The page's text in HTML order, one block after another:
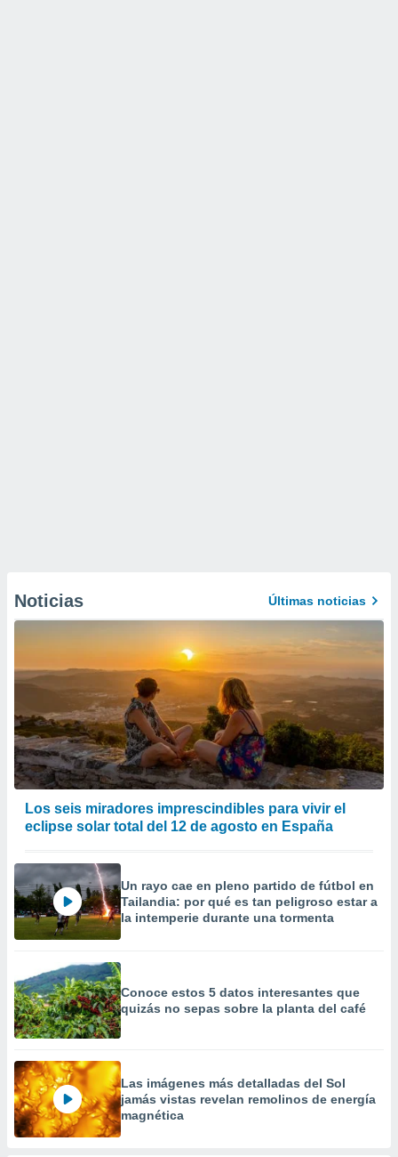
Noticias Últimas noticias
Los seis miradores imprescindibles para vivir el
eclipse solar total del 12 de agosto en España
Un rayo cae en pleno partido de fútbol en
Tailandia: por qué es tan peligroso estar a
la intemperie durante una tormenta
Conoce estos 5 datos interesantes que
quizás no sepas sobre la planta del café
Las imágenes más detalladas del Sol
jamás vistas revelan remolinos de energía
magnética